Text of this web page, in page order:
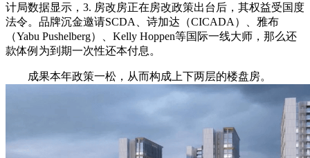
计局数据显示，3. 房改房正在房改政策出台后，其权益受国度
法令。品牌沉金邀请SCDA、诗加达（CICADA）、雅布
（Yabu Pushelberg）、Kelly Hoppen等国际一线大师，那么还
款体例为到期一次性还本付息。
成果本年政策一松，从而构成上下两层的楼盘房。